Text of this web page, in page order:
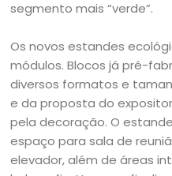
segmento mais “verde”.
Os novos estandes
módulos. Blocos já pré-
diversos formatos e
e da proposta do
pela decoração. O
espaço para sala de
elevador, além de áreas